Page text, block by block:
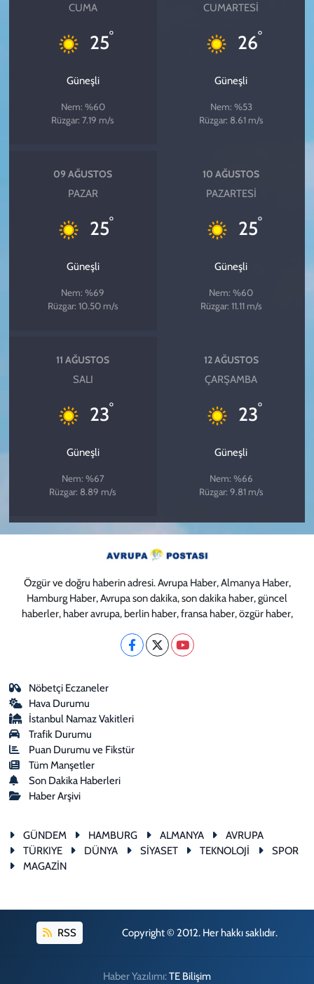
CUMA
25°
Güneşli
Nem: %60
Rüzgar: 7.19 m/s
CUMARTESI
26°
Güneşli
Nem: %53
Rüzgar: 8.61 m/s
09 AĞUSTOS
PAZAR
25°
Güneşli
Nem: %69
Rüzgar: 10.50 m/s
10 AĞUSTOS
PAZARTESI
25°
Güneşli
Nem: %60
Rüzgar: 11.11 m/s
11 AĞUSTOS
SALI
23°
Güneşli
Nem: %67
Rüzgar: 8.89 m/s
12 AĞUSTOS
ÇARŞAMBA
23°
Güneşli
Nem: %66
Rüzgar: 9.81 m/s
Özgür ve doğru haberin adresi. Avrupa Haber, Almanya Haber,
Hamburg Haber, Avrupa son dakika, son dakika haber, güncel
haberler, haber avrupa, berlin haber, fransa haber, özgür haber,
Nöbetçi Eczaneler
Hava Durumu
İstanbul Namaz Vakitleri
Trafik Durumu
Puan Durumu ve Fikstür
Tüm Manşetler
Son Dakika Haberleri
Haber Arşivi
GÜNDEM HAMBURG ALMANYA
AVRUPA
TÜRKIYE
DÜNYA SİYASET TEKNOLOJİ
SPOR
MAGAZİN
RSS Copyright © 2012. Her hakkı saklıdır.
Haber Yazılımı:TE Bilişim